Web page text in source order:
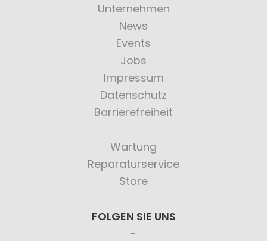
Unternehmen
News
Events
Jobs
Impressum
Datenschutz
Barrierefreiheit
Wartung
Reparaturservice
Store
FOLGEN SIE UNS